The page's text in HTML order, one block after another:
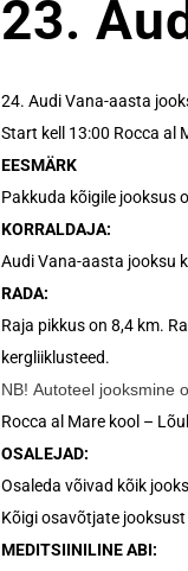
23.
24. Audi Vana-aasta
Start kell 13:00 Rocca al
EESMÄRK
Pakkuda kõigile jooksus
KORRALDAJA:
Audi Vana-aasta jooksu
RADA:
Raja pikkus on 8,4 km.
kergliiklusteed.
NB! Autoteel jooksmine
Rocca al Mare kool –
OSALEJAD:
Osaleda võivad kõik
Kõigi osavõtjate
MEDITSIINILINE ABI: